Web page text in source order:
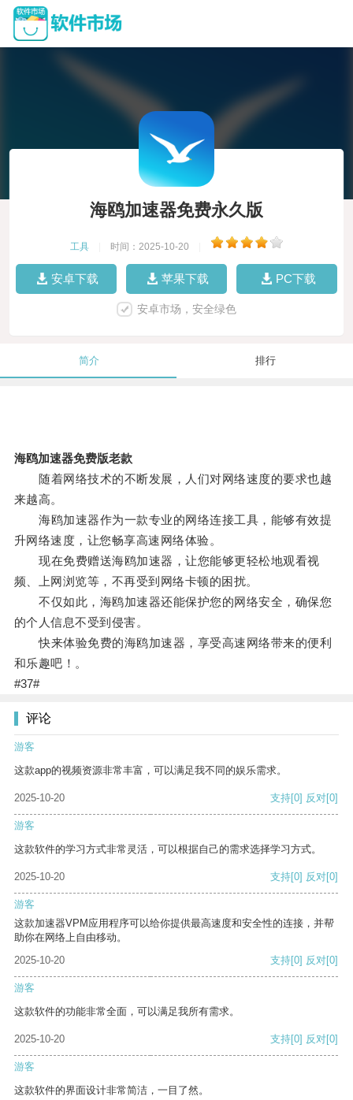
海鸥加速器免费永久版
工具 时间：2025-10-20
安卓下载 苹果下载 PC下载
安卓市场，安全绿色
简介 排行
海鸥加速器免费版老款
随着网络技术的不断发展，人们对网络速度的要求也越
来越高。
海鸥加速器作为一款专业的网络连接工具，能够有效提
升网络速度，让您畅享高速网络体验。
现在免费赠送海鸥加速器，让您能够更轻松地观看视
频、上网浏览等，不再受到网络卡顿的困扰。
不仅如此，海鸥加速器还能保护您的网络安全，确保您
的个人信息不受到侵害。
快来体验免费的海鸥加速器，享受高速网络带来的便利
和乐趣吧！。
#37#
评论
游客
这款app的视频资源非常丰富，可以满足我不同的娱乐需求。
2025-10-20 支持[0] 反对[0]
游客
这款软件的学习方式非常灵活，可以根据自己的需求选择学习方式。
2025-10-20 支持[0] 反对[0]
游客
这款加速器VPM应用程序可以给你提供最高速度和安全性的连接，并帮
助你在网络上自由移动。
2025-10-20
支持[0] 反对[0]
游客
这款软件的功能非常全面，可以满足我所有需求。
2025-10-20 支持[0] 反对[0]
游客
这款软件的界面设计非常简洁，一目了然。